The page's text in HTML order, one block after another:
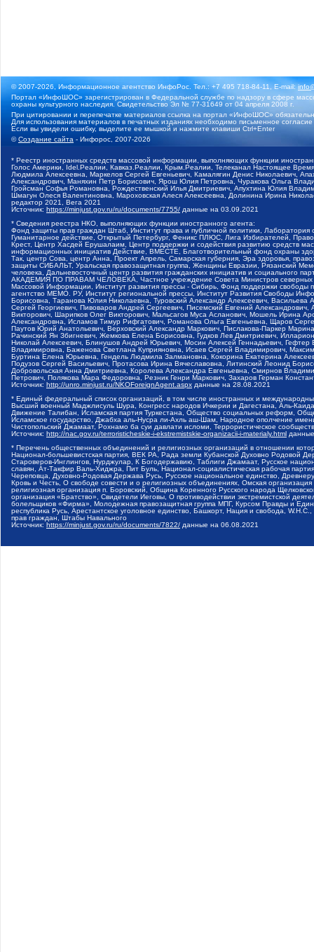
© 2007-2026, Информационное агентство ИнфоРос. Тел.: +7 495 718-84-11, E-mail:
Портал «ИнфоШОС» зарегистрирован в Федеральной службе по надзору в сфере
охраны культурного наследия. Свидетельство Эл № 77-31649 от 04 апреля 2008 г.
При цитировании и перепечатке материалов ссылка на портал «ИнфоШОС»
Для использования материалов в печатных изданиях необходимо письменное
Если вы увидели ошибку, выделите ее мышкой и нажмите клавиши Ctrl+Enter
©Создание сайта - Инфорос, 2007-2026
* Реестр иностранных средств массовой информации, выполняющих функции
Голос Америки, Idel.Реалии, Кавказ.Реалии, Крым.Реалии, Телеканал Настоящее
Людмила Алексеевна, Маркелов Сергей Евгеньевич, Камалягин Денис Николаевич,
Александрович, Маняхин Петр Борисович, Ярош Юлия Петровна, Чуракова Ольга
Гройсман Софья Романовна, Рождественский Илья Дмитриевич, Апухтина Юлия
Шмагун Олеся Валентиновна, Мароховская Алеся Алексеевна, Долинина Ирина
редактор 2021, Вега 2021
Источник: https://minjust.gov.ru/ru/documents/7755/ данные на 03.09.2021
* Сведения реестра НКО, выполняющих функции иностранного агента:
Фонд защиты прав граждан Штаб, Институт права и публичной политики,
Гуманитарное действие, Открытый Петербург, Феникс ПЛЮС, Лига Избирателей,
Крест, Центр Хасдей Ерушалаим, Центр поддержки и содействия развитию средств
информационных инициатив Действие, ВМЕСТЕ, Благотворительный фонд охраны
Так, центр Сова, центр Анна, Проект Апрель, Самарская губерния, Эра здоровья,
защиты СИБАЛЬТ, Уральская правозащитная группа, Женщины Евразии, Рязанский
человека, Дальневосточный центр развития гражданских инициатив и социального
АКАДЕМИЯ ПО ПРАВАМ ЧЕЛОВЕКА, Частное учреждение Совета Министров северных
Массовой Информации, Институт развития прессы - Сибирь, Фонд поддержки
агентство МЕМО. РУ, Институт региональной прессы, Институт Развития Свободы
Борисовна, Таранова Юлия Николаевна, Туровский Александр Алексеевич,
Сергей Георгиевич, Пивоваров Андрей Сергеевич, Писемский Евгений
Викторович, Шарипков Олег Викторович, Мальсагов Муса Асланович, Мошель Ирина
Александровна, Исламов Тимур Рифгатович, Романова Ольга Евгеньевна, Щаров
Паутов Юрий Анатольевич, Верховский Александр Маркович, Пислакова-Паркер
Рачинский Ян Збигневич, Жемкова Елена Борисовна, Гудков Лев Дмитриевич,
Николай Алексеевич, Блинушов Андрей Юрьевич, Мосин Алексей Геннадьевич,
Владимировна, Баженова Светлана Куприяновна, Исаев Сергей Владимирович,
Буртина Елена Юрьевна, Гендель Людмила Залмановна, Кокорина Екатерина
Подузов Сергей Васильевич, Протасова Ирина Вячеславовна, Литинский Леонид
Добровольская Анна Дмитриевна, Королева Александра Евгеньевна, Смирнов
Петрович, Полякова Мара Федоровна, Резник Генри Маркович, Захаров Герман
Источник: http://unro.minjust.ru/NKOForeignAgent.aspx данные на 28.08.2021
* Единый федеральный список организаций, в том числе иностранных и
Высший военный Маджлисуль Шура, Конгресс народов Ичкерии и Дагестана, Аль-
Движение Талибан, Исламская партия Туркестана, Общество социальных реформ,
Исламское государство, Джабха аль-Нусра ли-Ахль аш-Шам, Народное ополчение
Чистопольский Джамаат, Рохнамо ба суи давлати исломи, Террористическое
Источник: http://nac.gov.ru/terroristicheskie-i-ekstremistskie-organizacii-i-materialy.html
* Перечень общественных объединений и религиозных организаций в отношении
Национал-большевистская партия, ВЕК РА, Рада земли Кубанской Духовно Родовой
Староверов-Инглингов, Нурджулар, К Богодержавию, Таблиги Джамаат, Русское
славян, Ат-Такфир Валь-Хиджра, Пит Буль, Национал-социалистическая рабочая
Череповца, Духовно-Родовая Держава Русь, Русское национальное единство,
Кровь и Честь, О свободе совести и о религиозных объединениях, Омская
религиозная организация п. Боровский, Община Коренного Русского народа
организация «Братство», Свидетели Иеговы, О противодействии экстремистской
болельщиков «Фирма», Молодежная правозащитная группа МПГ, Курсом Правды и
республика Русь, Арестантское уголовное единство, Башкорт, Нация и свобода,
прав граждан, Штабы Навального
Источник: https://minjust.gov.ru/ru/documents/7822/ данные на 06.08.2021